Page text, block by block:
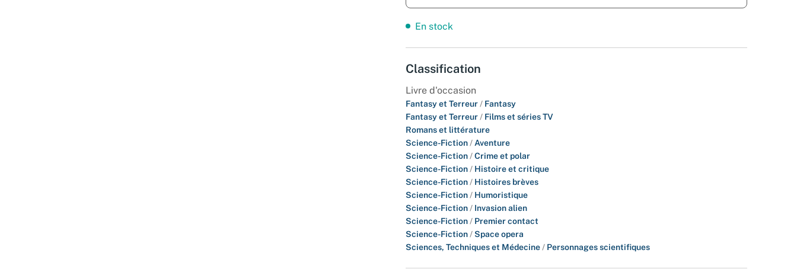
En stock
Classification
Livre d'occasion
Fantasy et Terreur / Fantasy
Fantasy et Terreur / Films et séries TV
Romans et littérature
Science-Fiction / Aventure
Science-Fiction /Crime et polar
Science-Fiction / Histoire et critique
Science-Fiction / Histoires brèves
Science-Fiction / Humoristique
Science-Fiction / Invasion alien
Science-Fiction / Premier contact
Science-Fiction /Space opera
Sciences, Techniques et Médecine / Personnages scientifiques